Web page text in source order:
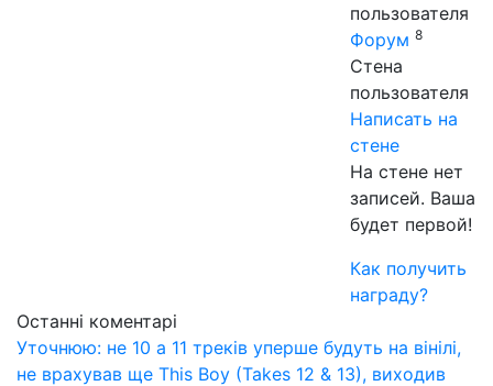
пользователя
Форум 8
Стена
пользователя
Написать на
стене
На стене нет
записей. Ваша
будет первой!
Как получить
награду?
Останні коментарі
Уточнюю: не 10 а 11 треків уперше будуть на вінілі,
не врахував ще This Boy (Takes 12 & 13), виходив